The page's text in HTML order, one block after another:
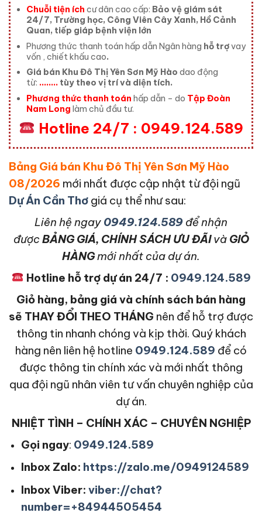
Chuỗi tiện ích cư dân cao cấp: Bảo vệ giám sát
24/7, Trường học, Công Viên Cây Xanh, Hồ Cảnh
Quan, tiếp giáp bệnh viện lớn
Phương thức thanh toán hấp dẫn Ngân hàng hỗ trợvay
vốn , chiết khấu cao.
Giá bán Khu Đô Thị Yên Sơn Mỹ Hào dao động
từ: ……..tùy theo vị trí và diện tích.
Phương thức thanh toán hấp dẫn – do Tập Đoàn
Nam Long làm chủ đầu tư.
Hotline 24/7 : 0949.124.589
Bảng Giá bán Khu Đô Thị Yên Sơn Mỹ Hào
08/2026 mới nhất được cập nhật từ đội ngũ
Dự Án Cần Thơ giá cụ thể như sau:
Liên hệ ngay 0949.124.589 để nhận
được BẢNG GIÁ, CHÍNH SÁCH ƯU ĐÃIvàGIỎ
HÀNGmới nhất của dự án.
Hotline hỗ trợ dự án 24/7 : 0949.124.589
Giỏ hàng, bảng giá và chính sách bán hàng
sẽ THAY ĐỔI THEO THÁNG nên để hỗ trợ được
thông tin nhanh chóng và kịp thời. Quý khách
hàng nên liên hệ hotline 0949.124.589 để có
được thông tin chính xác và mới nhất thông
qua đội ngũ nhân viên tư vấn chuyên nghiệp của
dự án.
NHIỆT TÌNH – CHÍNH XÁC – CHUYÊN NGHIỆP
Gọi ngay: 0949.124.589
Inbox Zalo: https://zalo.me/0949124589
Inbox Viber: viber://chat?
number=+84944505454